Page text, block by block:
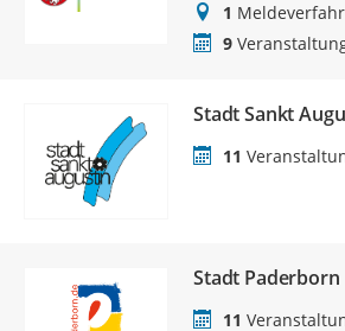
1
9
Stadt Sankt
11
Stadt Paderborn
11